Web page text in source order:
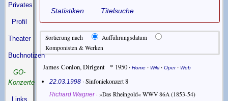
Privates
Profil
Theater
Buchnotizen
GO-
Konzerte
Links
Statistiken
Titelsuche
Sortierung nach
Aufführungsdatum
Komponisten & Werken
James Conlon,Dirigent * 1950·Home ·Wiki·Oper·Web
22.03.1998 · Sinfoniekonzert 8
Richard Wagner·»Das Rheingold« WWV 86A (1853-54)